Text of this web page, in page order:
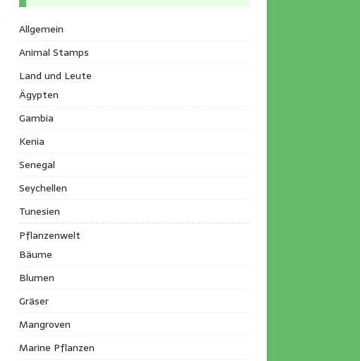
Allgemein
Animal Stamps
Land und Leute
Ägypten
Gambia
Kenia
Senegal
Seychellen
Tunesien
Pflanzenwelt
Bäume
Blumen
Gräser
Mangroven
Marine Pflanzen